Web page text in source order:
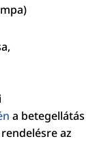
a betegellátás
az